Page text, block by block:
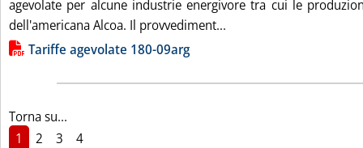
agevolate per alcune industrie energivore tra cui le
dell'americana Alcoa. Il provvediment...
Lista allegati PDF alla notizia
Tariffe agevolate 180-09arg
Torna su...
1
2 3 4